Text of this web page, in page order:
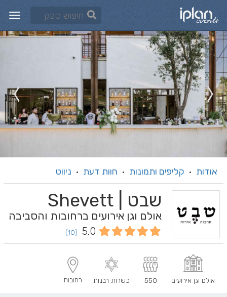
אודות · קליפים ותמונות · חוות דעת · ניווט
שבט | Shevett
אולם וגן אירועים ברחובות והסביבה
5.0
(10)
אולם וגן אירועים 550 כשרות רבנות רחובות